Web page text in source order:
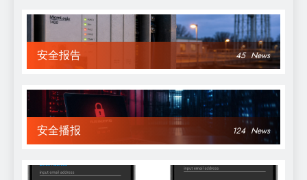
安全报告 45 News
安全播报 124 News